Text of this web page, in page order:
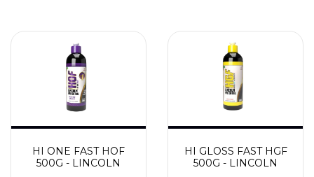
HI ONE FAST HOF
500G - LINCOLN
HI GLOSS FAST HGF
500G - LINCOLN